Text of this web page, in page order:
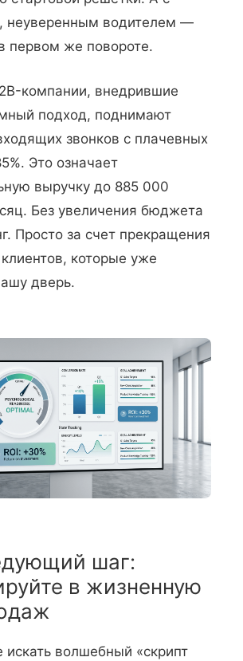
неуверенным водителем —
первом же повороте.
компании, внедрившие
подход, поднимают
звонков с плачевных
Это означает
выручку до 885 000
Без увеличения бюджета
Просто за счет прекращения
которые уже
дверь.
шаг:
в жизненную
искать волшебный «скрипт